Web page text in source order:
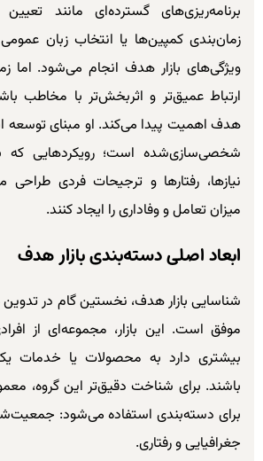
برنامه‌ریزی‌های گسترده‌ای مانند تعیین
زمان‌بندی کمپین‌ها یا انتخاب زبان
ویژگی‌های بازار هدف انجام می‌شود. اما
ارتباط عمیق‌تر و اثربخش‌تر با مخاطب
هدف اهمیت پیدا می‌کند. او مبنای توسعه
شخصی‌سازی‌شده است؛ رویکردهایی که
نیازها، رفتارها و ترجیحات فردی
میزان تعامل و وفاداری را ایجاد کنند.
ابعاد اصلی دسته‌بندی بازار هدف
شناسایی بازار هدف، نخستین گام در تدوین
موفق است. این بازار، مجموعه‌ای از
بیشتری دارد به محصولات یا خدمات
باشند. برای شناخت دقیق‌تر این گروه،
برای دسته‌بندی استفاده می‌شود:
جغرافیایی و رفتاری.